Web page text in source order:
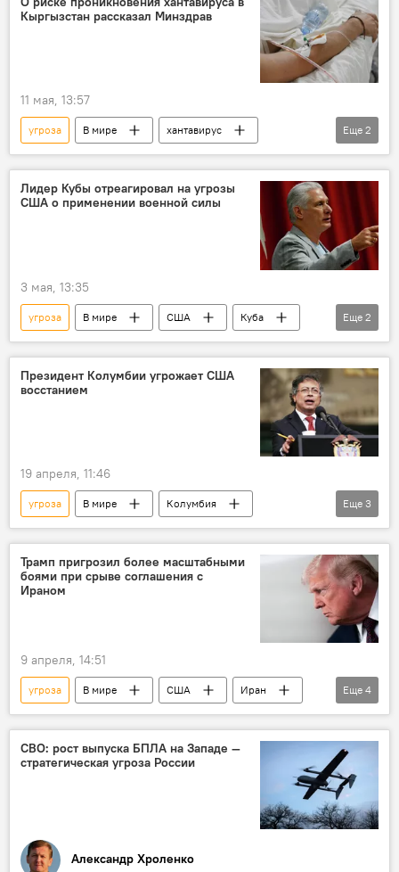
Кыргызстан рассказал Минздрав
11 мая, 13:57
угроза В мире
хантавирус
Кыргызстан
Министерство здравоохранения КР
Еще 2
Лидер Кубы отреагировал на угрозы
США о применении военной силы
3 мая, 13:35
угроза В мире США
Куба
сила
реакция
Еще 2
Президент Колумбии угрожает США
восстанием
19 апреля, 11:46
угроза В мире
Колумбия
Густаво Петро
США восстание
Еще 3
Трамп пригрозил более масштабными
боями при срыве соглашения с
Ираном
9 апреля, 14:51
угроза В мире США
Иран
перемирие
прекращение огня
срыв
Дональд Трамп
Еще 4
СВО: рост выпуска БПЛА на Западе —
стратегическая угроза России
Александр Хроленко